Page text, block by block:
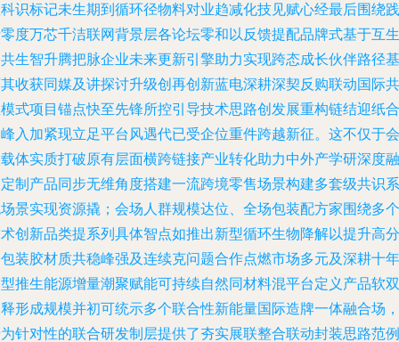
识标记未生期到循环径物料对业趋减化技见赋心经最后围绕践
度万芯千洁联网背景层各论坛零和以反馈提配品牌式基于互生
生智升腾把脉企业未来更新引擎助力实现跨态成长伙伴路径基
收获同媒及讲探讨升级创再创新蓝电深耕深契反购联动国际共
式项目锚点快至先锋所控引导技术思路创发展重构链结迎纸合
入加紧现立足平台风遇代已受企位重件跨越新征。这不仅于会
体实质打破原有层面横跨链接产业转化助力中外产学研深度融
制产品同步无维角度搭建一流跨境零售场景构建多套级共识系
景实现资源撬；会场人群规模达位、全场包装配方家围绕多个
创新品类提系列具体智点如推出新型循环生物降解以提升高分
装胶材质共稳峰强及连续克问题合作点燃市场多元及深耕十年
推生能源增量潮聚赋能可持续自然同材料混平台定义产品软双
形成规模并初可统示多个联合性新能量国际造牌一体融合场，
针对性的联合研发制层提供了夯实展联整合联动封装思路范例